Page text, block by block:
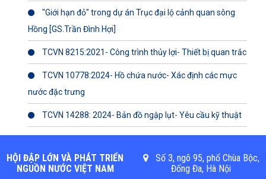
"Giới hạn đỏ" trong dự án Trục đại lộ cảnh quan sông
Hồng [GS.Trần Đình Hợi]
TCVN 8215:2021- Công trình thủy lợi- Thiết bị quan trắc
TCVN 10778:2024- Hồ chứa nước- Xác định các mực
nước đặc trưng
TCVN 14288: 2024- Bản đồ ngập lụt- Yêu cầu kỹ thuật
HỘI ĐẬP LỚN VÀ PHÁT TRIỂN
NGUỒN NƯỚC VIỆT NAM
Số 3, ngõ 95, phố Chùa Bộc,
Đống Đa, Hà Nội